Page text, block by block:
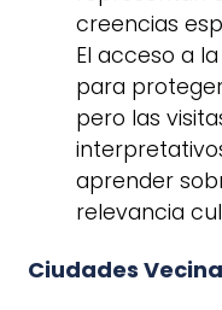
creencias
El acceso a
para
pero las
aprender
relevancia
Ciudades